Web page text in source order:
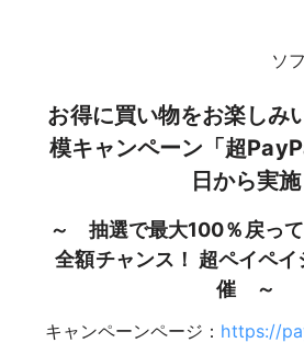
ソ
お得に買い物をお楽しみ
模キャンペーン「超
日から実施
～ 抽選で最大100％戻って
全額チャンス！ 超ペイペイ
催 ～
キャンペーンページ： https://